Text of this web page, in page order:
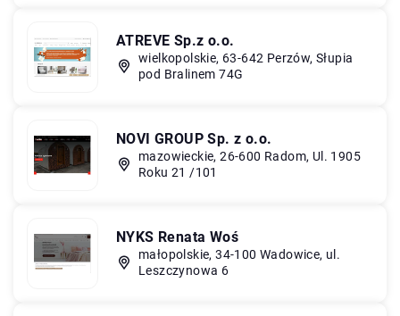
ATREVE Sp.z o.o.
wielkopolskie, 63-642 Perzów, Słupia
pod Bralinem 74G
NOVI GROUP Sp. z o.o.
mazowieckie, 26-600 Radom, Ul. 1905
Roku 21 /101
NYKS Renata Woś
małopolskie, 34-100 Wadowice, ul.
Leszczynowa 6